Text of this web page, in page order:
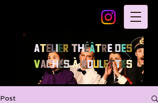
Atelier Théâtre des
Vaches à Roulettes
Post